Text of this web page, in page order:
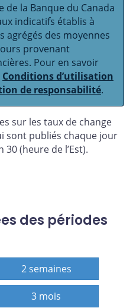
de la Banque du Canada
indicatifs établis à
agrégés des moyennes
provenant
Pour en savoir
Conditions d’utilisation
de responsabilité.
sur les taux de change
sont publiés chaque jour
(heure de l’Est).
des périodes
2 semaines
3 mois